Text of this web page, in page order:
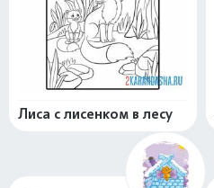
Лиса с лисенком в лесу